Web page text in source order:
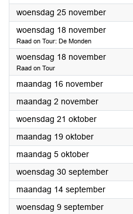
woensdag 25 november2026
woensdag 18 november2026
Raad on Tour: De Monden
woensdag 18 november2026
Raad on Tour
maandag 16 november2026
maandag 2 november2026
woensdag 21 oktober2026
maandag 19 oktober2026
maandag 5 oktober2026
woensdag 30 september2026
maandag 14 september2026
woensdag 9 september2026